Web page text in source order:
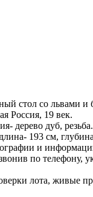
стол со львами и
Россия, 19 век.
дерево дуб, резьба.
193 см,
и
по телефону,
лота, живые